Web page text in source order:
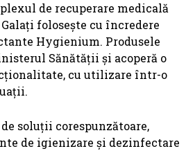
de recuperare medicală
folosește cu încredere
Hygienium. Produsele
Sănătății și acoperă o
cu utilizare într-o
soluții corespunzătoare,
de igienizare și dezinfectare